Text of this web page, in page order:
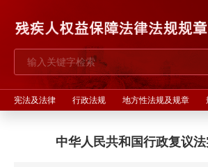
宪法及法律 行政法规 地方性法规及规章
中华人民共和国行政复议法